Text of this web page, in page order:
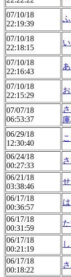
07/10/18
22:19:39
07/10/18
22:18:15
07/10/18
22:16:43
07/10/18
22:15:29
07/07/18
06:53:37
庫
06/29/18
12:30:40
06/24/18
00:27:33
06/21/18
03:38:46
06/17/18
00:36:57
06/17/18
00:31:59
06/17/18
00:21:19
06/17/18
00:18:22